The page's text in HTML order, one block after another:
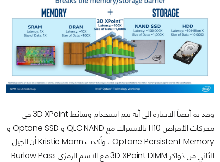
وقد تم أيضاً الاشارة الى أنه يتم استخدام وسائط 3D XPoint في
محركات الأقراص H10 بالاشتراك مع QLC NAND و Optane SSD و
Optane Persistent Memory ، وأكدت Kristie Mann أن الجيل
الثاني من ذواكر 3D XPoint DIMM مع الاسم الرمزي Burlow Pass